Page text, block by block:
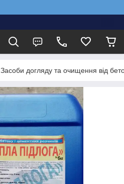
Засоби догляду та очищення від